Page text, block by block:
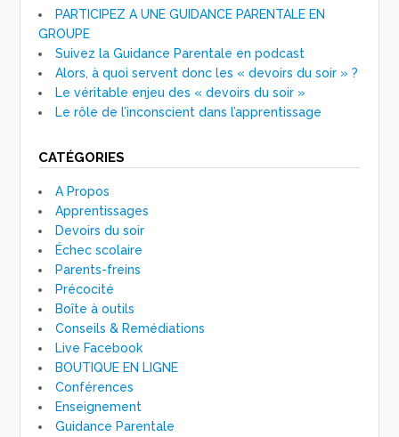
PARTICIPEZ A UNE GUIDANCE PARENTALE EN
GROUPE
Suivez la Guidance Parentale en podcast
Alors, à quoi servent donc les « devoirs du soir » ?
Le véritable enjeu des « devoirs du soir »
Le rôle de l’inconscient dans l’apprentissage
CATÉGORIES
A Propos
Apprentissages
Devoirs du soir
Échec scolaire
Parents-freins
Précocité
Boîte à outils
Conseils & Remédiations
Live Facebook
BOUTIQUE EN LIGNE
Conférences
Enseignement
Guidance Parentale